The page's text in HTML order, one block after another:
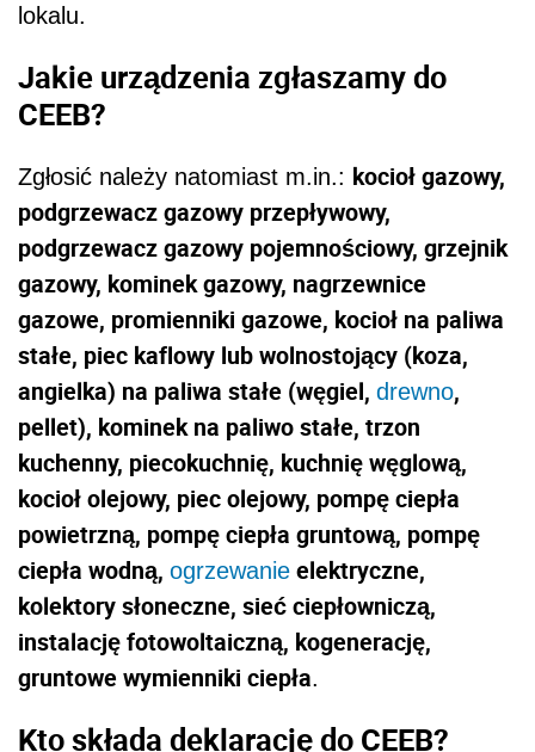
lokalu.
Jakie urządzenia zgłaszamy do
CEEB?
Zgłosić należy natomiast m.in.: kocioł gazowy,
podgrzewacz gazowy przepływowy,
podgrzewacz gazowy pojemnościowy, grzejnik
gazowy, kominek gazowy, nagrzewnice
gazowe, promienniki gazowe, kocioł na paliwa
stałe, piec kaflowy lub wolnostojący (koza,
angielka) na paliwa stałe (węgiel, drewno,
pellet), kominek na paliwo stałe, trzon
kuchenny, piecokuchnię, kuchnię węglową,
kocioł olejowy, piec olejowy, pompę ciepła
powietrzną, pompę ciepła gruntową, pompę
ciepła wodną, ogrzewanie elektryczne,
kolektory słoneczne, sieć ciepłowniczą,
instalację fotowoltaiczną, kogenerację,
gruntowe wymienniki ciepła.
Kto składa deklarację do CEEB?